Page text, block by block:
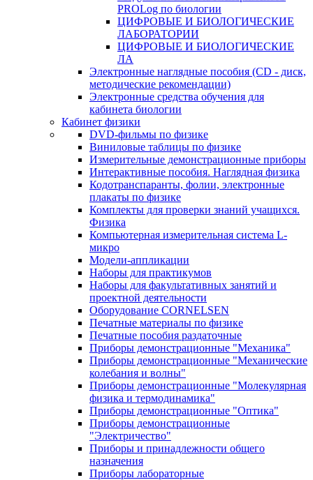
PROLog по биологии
ЦИФРОВЫЕ И БИОЛОГИЧЕСКИЕ
ЛАБОРАТОРИИ
ЦИФРОВЫЕ И БИОЛОГИЧЕСКИЕ
ЛА
Электронные наглядные пособия (CD - диск,
методические рекомендации)
Электронные средства обучения для
кабинета биологии
Кабинет физики
DVD-фильмы по физике
Виниловые таблицы по физике
Измерительные демонстрационные приборы
Интерактивные пособия. Наглядная физика
Кодотранспаранты, фолии, электронные
плакаты по физике
Комплекты для проверки знаний учащихся.
Физика
Компьютерная измерительная система L-
микро
Модели-аппликации
Наборы для практикумов
Наборы для факультативных занятий и
проектной деятельности
Оборудование CORNELSEN
Печатные материалы по физике
Печатные пособия раздаточные
Приборы демонстрационные "Механика"
Приборы демонстрационные "Механические
колебания и волны"
Приборы демонстрационные "Молекулярная
физика и термодинамика"
Приборы демонстрационные "Оптика"
Приборы демонстрационные
"Электричество"
Приборы и принадлежности общего
назначения
Приборы лабораторные